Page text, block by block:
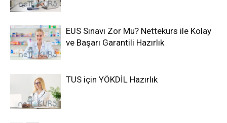
EUS Sınavı Zor Mu? Nettekurs ile Kolay
ve Başarı Garantili Hazırlık
TUS için YÖKDİL Hazırlık